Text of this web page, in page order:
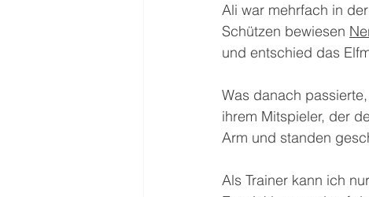
Ali war mehrfach in
Schützen bewiesen
und entschied das
Was danach
ihrem Mitspieler, der
Arm und standen
Als Trainer kann ich